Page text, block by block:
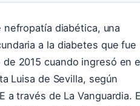
nefropatía diabética, una
a la diabetes que fue
2015 cuando ingresó en
Luisa de Sevilla, según
a través de La Vanguardia.